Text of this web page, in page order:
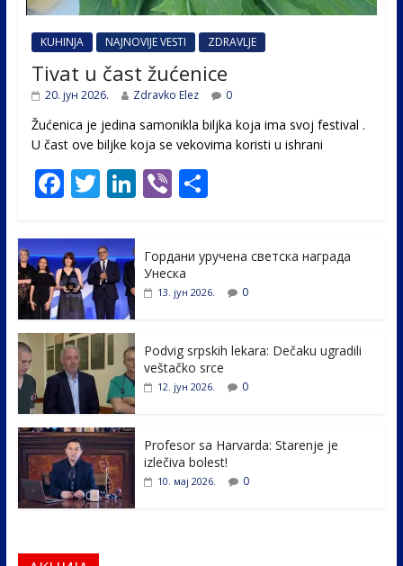
KUHINJA NAJNOVIJE VESTI ZDRAVLJE
Tivat u čast žućenice
20. јун 2026. Zdravko Elez 0
Žućenica je jedina samonikla biljka koja ima svoj festival .
U čast ovе biljke koja se vekovima koristi u ishrani
F
e
b
o
o
k
T
itt
er
Li
e
dI
Vi S
e
Гордани уручена светска награда
Унеска
13. јун 2026. 0
Podvig srpskih lekara: Dečaku ugradili
veštačko srce
12. јун 2026. 0
Profesor sa Harvarda: Starenje je
izlečiva bolest!
10. мај 2026. 0